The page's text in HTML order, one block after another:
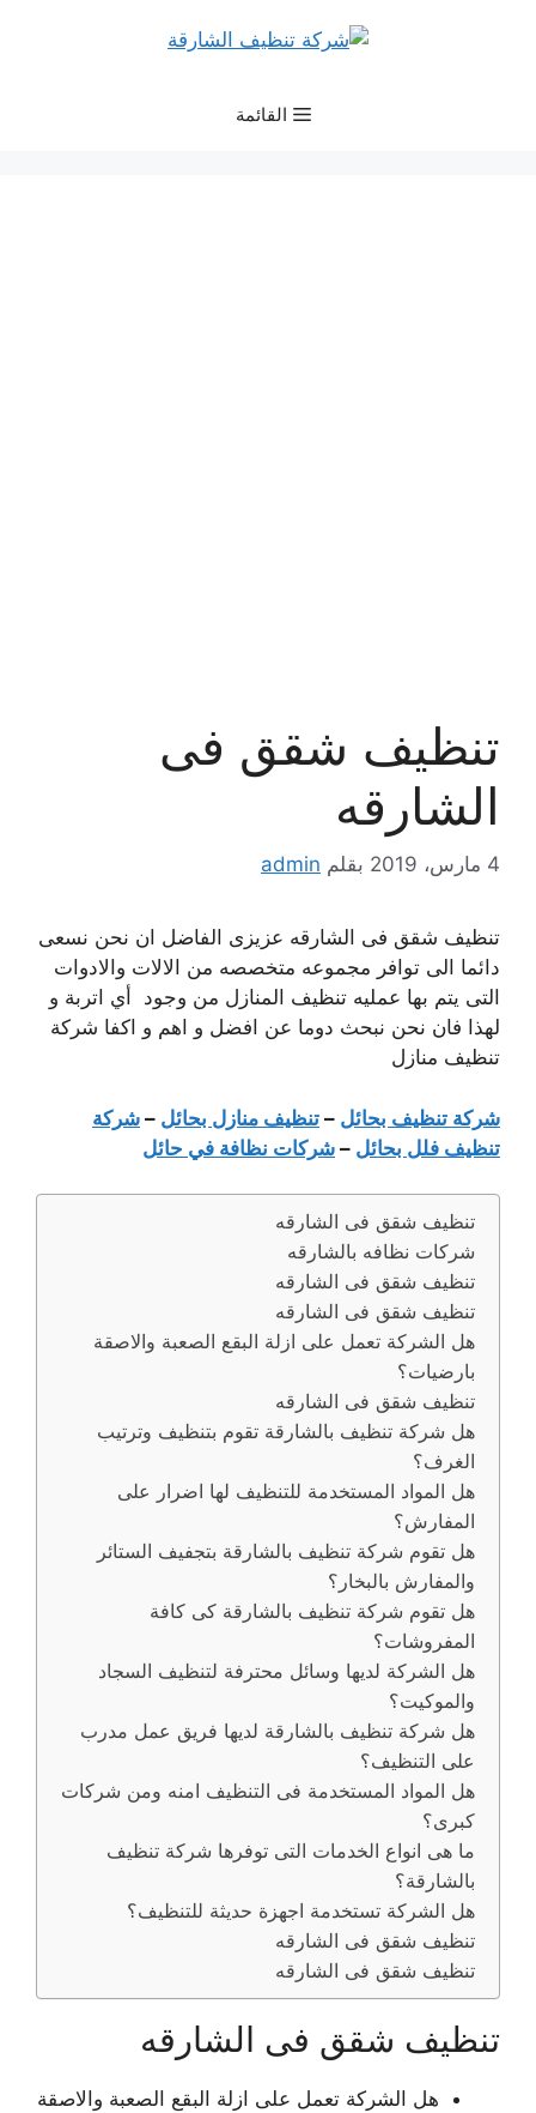
القائمة
تنظيف شقق فى
الشارقه
4 مارس، 2019 بقلم admin
تنظيف شقق فى الشارقه عزيزى الفاضل ان نحن نسعى
دائما الى توافر مجموعه متخصصه من الالات والادوات
التى يتم بها عمليه تنظيف المنازل من وجود أي اتربة و
لهذا فان نحن نبحث دوما عن افضل و اهم و اكفا شركة
تنظيف منازل
شركة تنظيف بحائل – تنظيف منازل بحائل – شركة
تنظيف فلل بحائل – شركات نظافة في حائل
تنظيف شقق فى الشارقه
شركات نظافه بالشارقه
تنظيف شقق فى الشارقه
تنظيف شقق فى الشارقه
هل الشركة تعمل على ازلة البقع الصعبة والاصقة
بارضيات؟
تنظيف شقق فى الشارقه
هل شركة تنظيف بالشارقة تقوم بتنظيف وترتيب
الغرف؟
هل المواد المستخدمة للتنظيف لها اضرار على
المفارش؟
هل تقوم شركة تنظيف بالشارقة بتجفيف الستائر
والمفارش بالبخار؟
هل تقوم شركة تنظيف بالشارقة كى كافة
المفروشات؟
هل الشركة لديها وسائل محترفة لتنظيف السجاد
والموكيت؟
هل شركة تنظيف بالشارقة لديها فريق عمل مدرب
على التنظيف؟
هل المواد المستخدمة فى التنظيف امنه ومن شركات
كبرى؟
ما هى انواع الخدمات التى توفرها شركة تنظيف
بالشارقة؟
هل الشركة تستخدمة اجهزة حديثة للتنظيف؟
تنظيف شقق فى الشارقه
تنظيف شقق فى الشارقه
تنظيف شقق فى الشارقه
هل الشركة تعمل على ازلة البقع الصعبة والاصقة